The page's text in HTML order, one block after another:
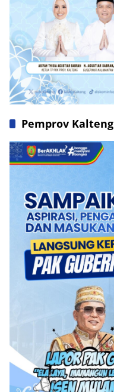
Pemprov Kalteng